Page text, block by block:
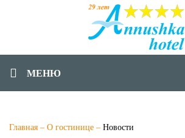
МЕНЮ
Главная – О гостинице – Новости